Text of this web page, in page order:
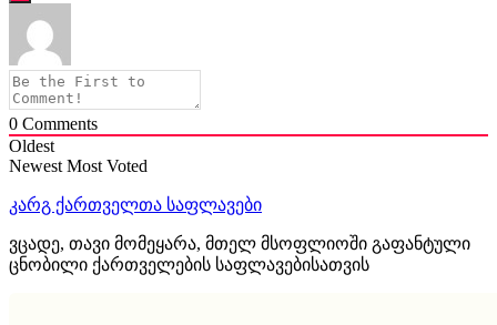
0 Comments
Oldest
Newest Most Voted
კარგ ქართველთა საფლავები
ვცადე, თავი მომეყარა, მთელ მსოფლიოში გაფანტული
ცნობილი ქართველების საფლავებისათვის